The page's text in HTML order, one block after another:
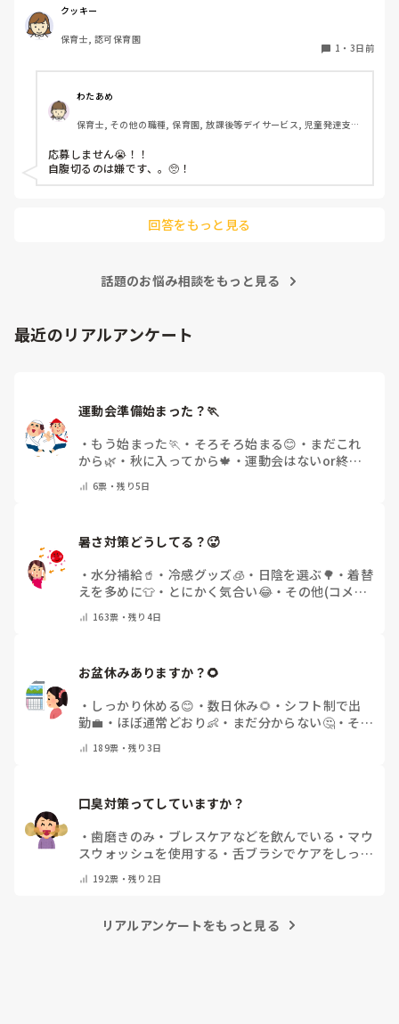
私としてはなかなか大きい金額なので、この時点で応募を迷
っているのですが、皆さんならどうしますか？
クッキー
保育士, 認可保育園
1 ・ 3日前
わたあめ
保育士, その他の職種, 保育園, 放課後等デイサービス, 児童発達支援
応募しません😭！！
自腹切るのは嫌です、。🥺！
回答をもっと見る
話題のお悩み相談をもっと見る
最近のリアルアンケート
運動会準備始まった？🏃
・ もう始まった🏃 ・ そろそろ始まる😊 ・ まだこれ
から🌿 ・ 秋に入ってから🍁 ・運動会はないor終わ
6票・残り5日
暑さ対策どうしてる？🥵
・水分補給🥤 ・ 冷感グッズ🧊 ・ 日陰を選ぶ🌳 ・着替
えを多めに👕 ・ とにかく気合い😂・ その他(コメン
163票・残り4日
お盆休みありますか？🌻
・ しっかり休める😊 ・ 数日休み🌻 ・ シフト制で出
勤💼 ・ ほぼ通常どおり👶 ・ まだ分からない🤔・ その
189票・残り3日
口臭対策ってしていますか？
・歯磨きのみ ・ ブレスケアなどを飲んでいる ・ マウ
スウォッシュを使用する ・ 舌ブラシでケアをしっか
の他(コメントで教えて下さい)
192票・残り2日
リアルアンケートをもっと見る